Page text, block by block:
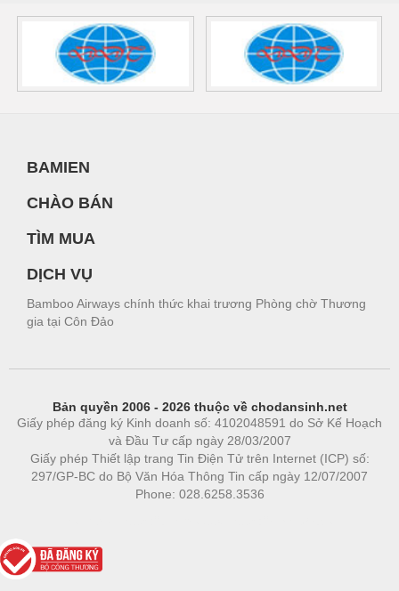
BAMIEN
CHÀO BÁN
TÌM MUA
DỊCH VỤ
Bamboo Airways chính thức khai trương Phòng chờ Thương
gia tại Côn Đảo
Bản quyền 2006 - 2026 thuộc về chodansinh.net
Giấy phép đăng ký Kinh doanh số: 4102048591 do Sở Kế Hoạch
và Đầu Tư cấp ngày 28/03/2007
Giấy phép Thiết lập trang Tin Điện Tử trên Internet (ICP) số:
297/GP-BC do Bộ Văn Hóa Thông Tin cấp ngày 12/07/2007
Phone: 028.6258.3536